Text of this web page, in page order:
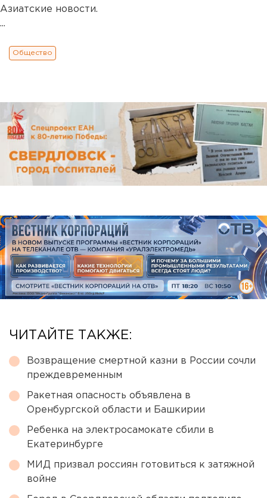
Азиатские новости.
...
Общество
ЧИТАЙТЕ ТАКЖЕ:
Возвращение смертной казни в России сочли
преждевременным
Ракетная опасность объявлена в
Оренбургской области и Башкирии
Ребенка на электросамокате сбили в
Екатеринбурге
МИД призвал россиян готовиться к затяжной
войне